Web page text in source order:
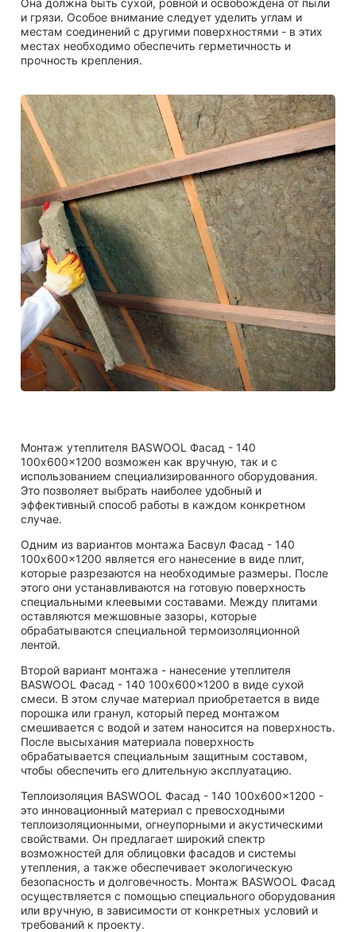
и грязи. Особое внимание следует уделить углам и
местам соединений с другими поверхностями - в этих
местах необходимо обеспечить герметичность и
прочность крепления.
Монтаж утеплителя BASWOOL Фасад - 140
100x600x1200 возможен как вручную, так и с
использованием специализированного оборудования.
Это позволяет выбрать наиболее удобный и
эффективный способ работы в каждом конкретном
случае.
Одним из вариантов монтажа Басвул Фасад - 140
100x600x1200 является его нанесение в виде плит,
которые разрезаются на необходимые размеры. После
этого они устанавливаются на готовую поверхность
специальными клеевыми составами. Между плитами
оставляются межшовные зазоры, которые
обрабатываются специальной термоизоляционной
лентой.
Второй вариант монтажа - нанесение утеплителя
BASWOOL Фасад - 140 100x600x1200 в виде сухой
смеси. В этом случае материал приобретается в виде
порошка или гранул, который перед монтажом
смешивается с водой и затем наносится на поверхность.
После высыхания материала поверхность
обрабатывается специальным защитным составом,
чтобы обеспечить его длительную эксплуатацию.
Теплоизоляция BASWOOL Фасад - 140 100x600x1200 -
это инновационный материал с превосходными
теплоизоляционными, огнеупорными и акустическими
свойствами. Он предлагает широкий спектр
возможностей для облицовки фасадов и системы
утепления, а также обеспечивает экологическую
безопасность и долговечность. Монтаж BASWOOL Фасад
осуществляется с помощью специального оборудования
или вручную, в зависимости от конкретных условий и
требований к проекту.